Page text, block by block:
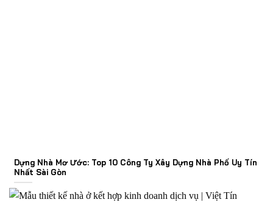
Dựng Nhà Mơ Ước: Top 10 Công Ty Xây Dựng Nhà Phố Uy Tín
Nhất Sài Gòn